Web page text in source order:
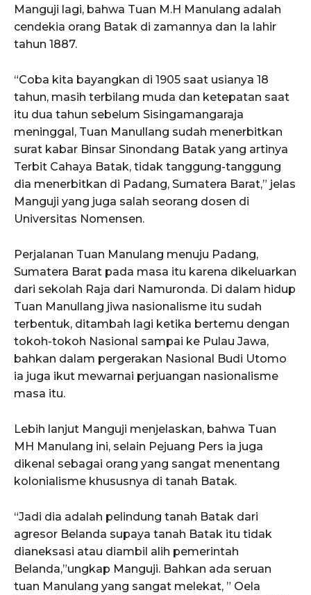
Manguji lagi, bahwa Tuan M.H Manulang adalah
cendekia orang Batak di zamannya dan Ia lahir
tahun 1887.
“Coba kita bayangkan di 1905 saat usianya 18
tahun, masih terbilang muda dan ketepatan saat
itu dua tahun sebelum Sisingamangaraja
meninggal, Tuan Manullang sudah menerbitkan
surat kabar Binsar Sinondang Batak yang artinya
Terbit Cahaya Batak, tidak tanggung-tanggung
dia menerbitkan di Padang, Sumatera Barat,” jelas
Manguji yang juga salah seorang dosen di
Universitas Nomensen.
Perjalanan Tuan Manulang menuju Padang,
Sumatera Barat pada masa itu karena dikeluarkan
dari sekolah Raja dari Namuronda. Di dalam hidup
Tuan Manullang jiwa nasionalisme itu sudah
terbentuk, ditambah lagi ketika bertemu dengan
tokoh-tokoh Nasional sampai ke Pulau Jawa,
bahkan dalam pergerakan Nasional Budi Utomo
ia juga ikut mewarnai perjuangan nasionalisme
masa itu.
Lebih lanjut Manguji menjelaskan, bahwa Tuan
MH Manulang ini, selain Pejuang Pers ia juga
dikenal sebagai orang yang sangat menentang
kolonialisme khususnya di tanah Batak.
“Jadi dia adalah pelindung tanah Batak dari
agresor Belanda supaya tanah Batak itu tidak
dianeksasi atau diambil alih pemerintah
Belanda,”ungkap Manguji. Bahkan ada seruan
tuan Manulang yang sangat melekat, ” Oela